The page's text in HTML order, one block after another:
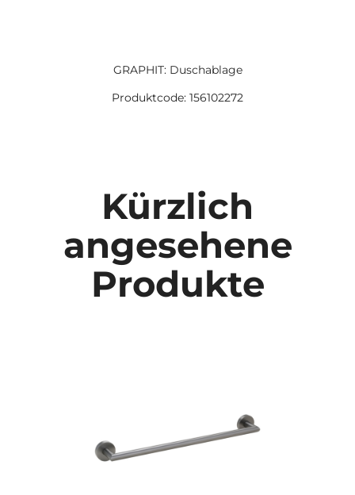
GRAPHIT: Duschablage
Produktcode: 156102272
Kürzlich
angesehene
Produkte